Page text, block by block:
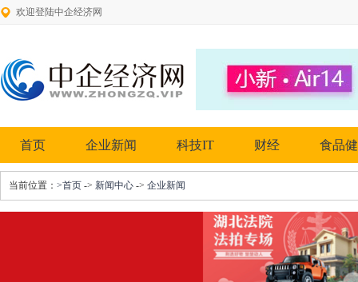
欢迎登陆中企经济网
首页 企业新闻 科技IT 财经 食品
当前位置： >首页 -> 新闻中心 -> 企业新闻